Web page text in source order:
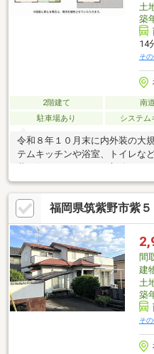
土
築
14
そ
2階建て 南
駐車場あり
システム
令和８年１０月末に内外装の大
テムキッチンや浴室、トイレな
められます♪毎日の家事を助け
備。全居室に収納があり、お部
Ｋです。嬉しいお庭付き！南側
良好です♪西鉄「朝倉街道駅」
で徒歩１０分と、通勤や通学に
閑静な住宅街で駐車場も平置き
まいをぜひ一度ご検討ください
ちしてます！
福岡県筑紫野市紫
間
建
土
築
そ